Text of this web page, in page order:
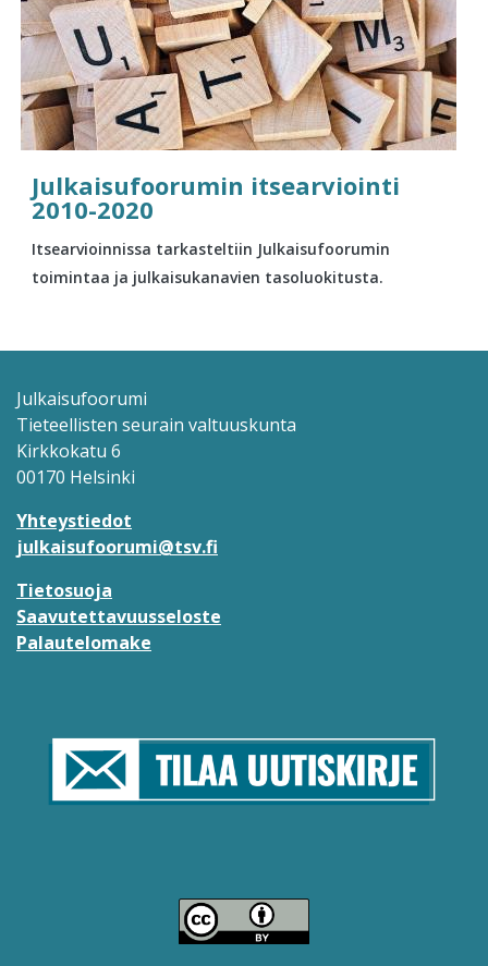
Julkaisufoorumin itsearviointi
2010-2020
Itsearvioinnissa tarkasteltiin Julkaisufoorumin
toimintaa ja julkaisukanavien tasoluokitusta.
Julkaisufoorumi
Tieteellisten seurain valtuuskunta
Kirkkokatu 6
00170 Helsinki
Yhteystiedot
julkaisufoorumi@tsv.fi
Tietosuoja
Saavutettavuusseloste
Palautelomake